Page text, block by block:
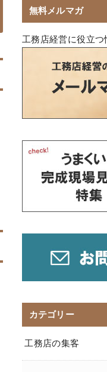
無料メルマガ
工務店経営に役立つ
カテゴリー
工務店の集客